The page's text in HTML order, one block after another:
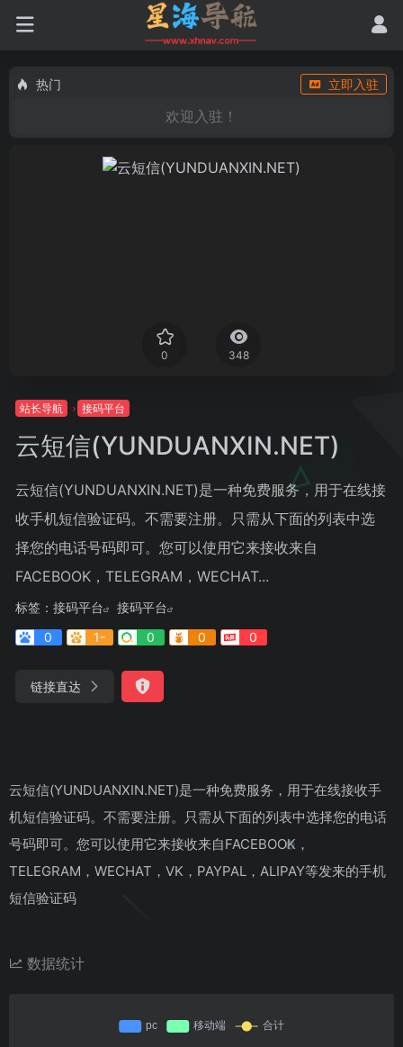
热门 立即入驻
欢迎入驻！
0 348
站长导航 接码平台
云短信(YUNDUANXIN.NET)
云短信(YUNDUANXIN.NET)是一种免费服务，用于在线接
收手机短信验证码。不需要注册。只需从下面的列表中选
择您的电话号码即可。您可以使用它来接收来自
FACEBOOK，TELEGRAM，WECHAT...
标签： 接码平台
接码平台
0
1- 0 0 0
链接直达
云短信(YUNDUANXIN.NET)是一种免费服务，用于在线接收手
机短信验证码。不需要注册。只需从下面的列表中选择您的电话
号码即可。您可以使用它来接收来自FACEBOOK，
TELEGRAM，WECHAT，VK，PAYPAL，ALIPAY等发来的手机
短信验证码
数据统计